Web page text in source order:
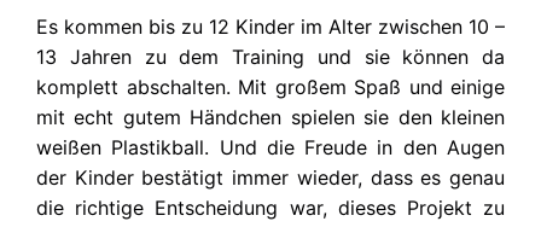
Es kommen bis zu 12 Kinder im Alter zwischen 10 –
13 Jahren zu dem Training und sie können da
komplett abschalten. Mit großem Spaß und einige
mit echt gutem Händchen spielen sie den kleinen
weißen Plastikball. Und die Freude in den Augen
der Kinder bestätigt immer wieder, dass es genau
die richtige Entscheidung war, dieses Projekt zu